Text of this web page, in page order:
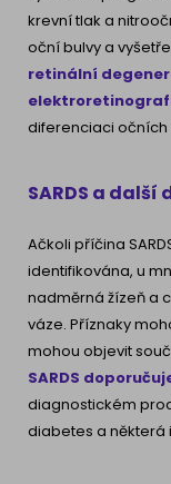
krevní tlak a
oční bulvy a
retinální
diferenciaci
SARDS a
Ačkoli příčina
identifikována, u
nadměrná žízeň a
váze. Příznaky
mohou objevit
SARDS
diagnostickém
diabetes a některá